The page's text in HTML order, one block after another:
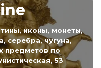
иконы, монеты,
серебра, чугуна,
предметов по
53